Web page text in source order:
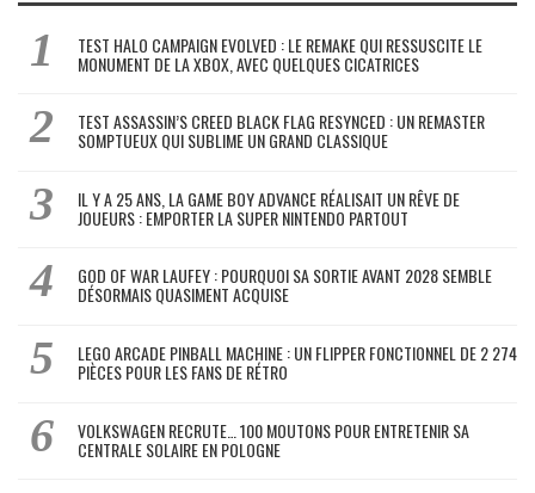
TEST HALO CAMPAIGN EVOLVED : LE REMAKE QUI RESSUSCITE LE
MONUMENT DE LA XBOX, AVEC QUELQUES CICATRICES
TEST ASSASSIN’S CREED BLACK FLAG RESYNCED : UN REMASTER
SOMPTUEUX QUI SUBLIME UN GRAND CLASSIQUE
IL Y A 25 ANS, LA GAME BOY ADVANCE RÉALISAIT UN RÊVE DE
JOUEURS : EMPORTER LA SUPER NINTENDO PARTOUT
GOD OF WAR LAUFEY : POURQUOI SA SORTIE AVANT 2028 SEMBLE
DÉSORMAIS QUASIMENT ACQUISE
LEGO ARCADE PINBALL MACHINE : UN FLIPPER FONCTIONNEL DE 2 274
PIÈCES POUR LES FANS DE RÉTRO
VOLKSWAGEN RECRUTE… 100 MOUTONS POUR ENTRETENIR SA
CENTRALE SOLAIRE EN POLOGNE